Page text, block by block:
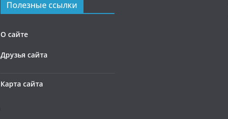
Полезные ссылки
О сайте
Друзья сайта
Карта сайта